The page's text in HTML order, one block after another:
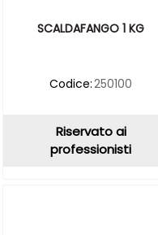
SCALDAFANGO 1 KG
Codice:250100
Riservato ai
professionisti